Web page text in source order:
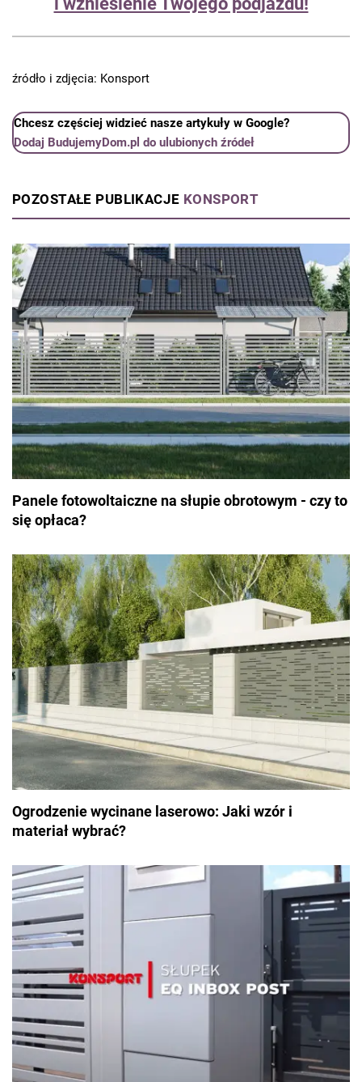
źródło i zdjęcia: Konsport
Chcesz częściej widzieć nasze artykuły w Google?
Dodaj BudujemyDom.pl do ulubionych źródeł
POZOSTAŁE PUBLIKACJE KONSPORT
Panele fotowoltaiczne na słupie obrotowym - czy to
się opłaca?
Ogrodzenie wycinane laserowo: Jaki wzór i
materiał wybrać?